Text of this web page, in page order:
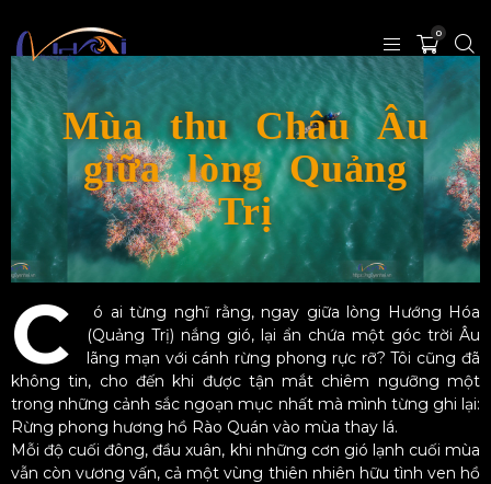
0
Mùa thu Châu Âu
giữa lòng Quảng
Trị
C
ó ai từng nghĩ rằng, ngay giữa lòng Hướng Hóa
(Quảng Trị) nắng gió, lại ẩn chứa một góc trời Âu
lãng mạn với cánh rừng phong rực rỡ? Tôi cũng đã
không tin, cho đến khi được tận mắt chiêm ngưỡng một
trong những cảnh sắc ngoạn mục nhất mà mình từng ghi lại:
Rừng phong hương hồ Rào Quán vào mùa thay lá.
Mỗi độ cuối đông, đầu xuân, khi những cơn gió lạnh cuối mùa
vẫn còn vương vấn, cả một vùng thiên nhiên hữu tình ven hồ